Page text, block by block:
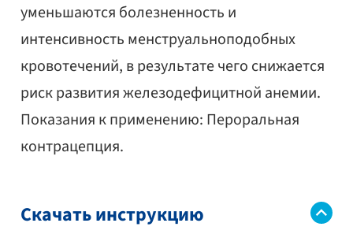
уменьшаются болезненность и
интенсивность менструальноподобных
кровотечений, в результате чего снижается
риск развития железодефицитной анемии.
Показания к применению: Пероральная
контрацепция.
Скачать инструкцию